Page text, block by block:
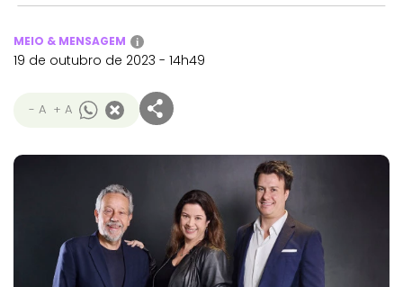
MEIO & MENSAGEM i
19 de outubro de 2023 - 14h49
- A + A